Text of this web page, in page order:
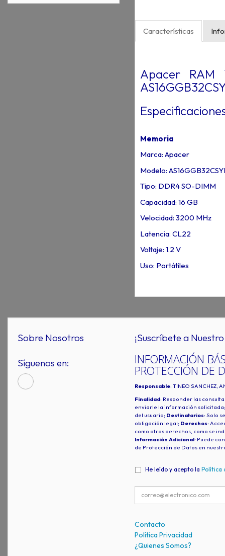
Características
Apacer RAM
Memoria
Marca: Apacer
Modelo:
Tipo: DDR4 SO-DIMM
Capacidad: 16 GB
Velocidad: 3200 MHz
Latencia: CL22
Voltaje: 1.2 V
Uso: Portátiles
Sobre Nosotros
Síguenos en:
¡Suscríbete a
INFORMACIÓN
PROTECCIÓN DE
Responsable: TINEO SANCHEZ,
Finalidad: Responder las
enviarle la información
del usuario; Destinatarios: Solo
obligación legal; Derechos:
como otros derechos, como se
Información Adicional: Puede
de Protección de Datos en
He leído y acepto la Política
Contacto
Política Privacidad
¿Quienes Somos?